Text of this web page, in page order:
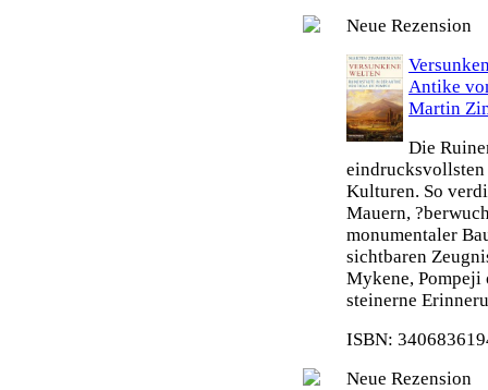
Neue Rezension
Antike
Martin
Die
eindrucksvollsten
Kulturen. So
Mauern,
monumentaler
sichtbaren
Mykene, Pompeji
steinerne
ISBN:
Neue Rezension